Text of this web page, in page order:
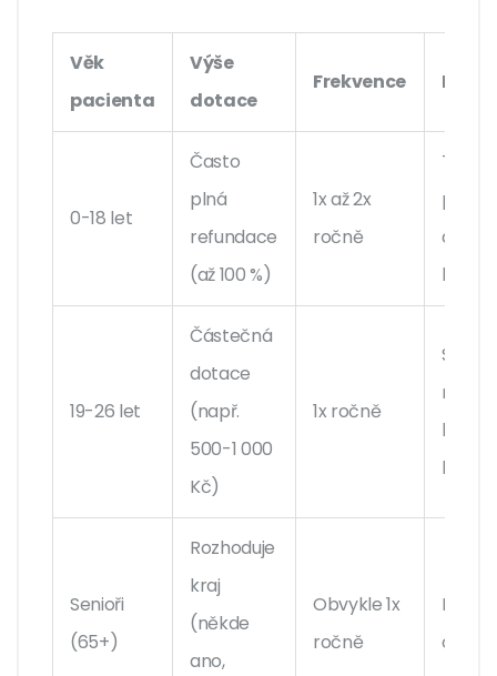
Věk
pacienta
Výše
dotace
Frekvence
0-18 let
Často
plná
refundace
(až 100 %)
1x až 2x
ročně
Trvalý
pobyt
kraji
19-26 let
Částečná
dotace
(např.
500-1 000
Kč)
1x ročně
nebo
kraji
Senioři
(65+)
Rozhoduje
kraj
(někde
ano,
Obvykle 1x
ročně
obce/